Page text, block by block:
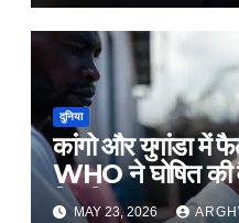
दुनिया
कांगो और युगांडा में
WHO ने घोषित की
स्थिति
MAY 23, 2026